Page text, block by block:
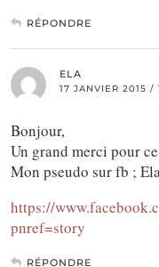
RÉPONDRE
ELA
17 JANVIER 2015 /
Bonjour,
Un grand merci pour
Mon pseudo sur fb ;
https://
pnref=story
RÉPONDRE